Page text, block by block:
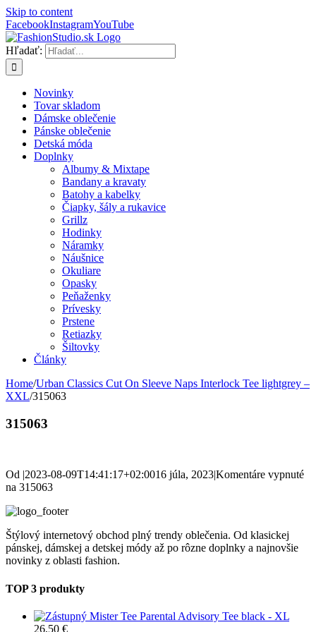
Skip to content
FacebookInstagramYouTube
Hľadať:
Novinky
Tovar skladom
Dámske oblečenie
Pánske oblečenie
Detská móda
Doplnky
Albumy & Mixtape
Bandany a kravaty
Batohy a kabelky
Čiapky, šály a rukavice
Grillz
Hodinky
Náramky
Náušnice
Okuliare
Opasky
Peňaženky
Prívesky
Prstene
Retiazky
Šiltovky
Články
Home/Urban Classics Cut On Sleeve Naps Interlock Tee lightgrey –
XXL/315063
315063
Od |2023-08-09T14:41:17+02:0016 júla, 2023|Komentáre vypnuté
na 315063
Štýlový internetový obchod plný trendy oblečenia. Od klasickej
pánskej, dámskej a detskej módy až po rôzne doplnky a najnovšie
novinky z oblasti fashion.
TOP 3 produkty
Mister Tee Parental Advisory Tee black - XL
26,50 €